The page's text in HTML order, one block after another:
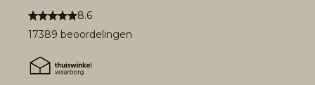
8.6
17389 beoordelingen